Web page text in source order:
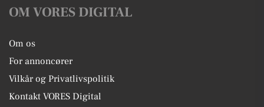
OM VORES DIGITAL
Om os
For annoncører
Vilkår og Privatlivspolitik
Kontakt VORES Digital